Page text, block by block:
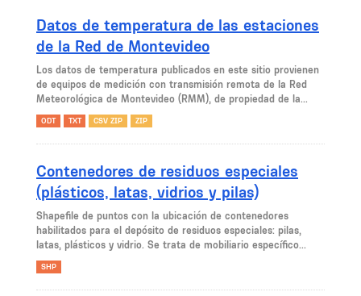
Datos de temperatura de las estaciones
de la Red de Montevideo
Los datos de temperatura publicados en este sitio provienen
de equipos de medición con transmisión remota de la Red
Meteorológica de Montevideo (RMM), de propiedad de la...
ODT TXT CSV ZIP ZIP
Contenedores de residuos especiales
(plásticos, latas, vidrios y pilas)
Shapefile de puntos con la ubicación de contenedores
habilitados para el depósito de residuos especiales: pilas,
latas, plásticos y vidrio. Se trata de mobiliario específico...
SHP